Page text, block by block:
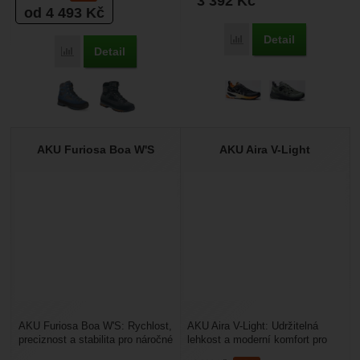
od 4 493 Kč
Přidat 'Aku Conero GTX' k porovnání
Detail
Přidat 'AKU Furiosa
Detail
AKU Furiosa Boa W'S
AKU Furiosa Boa W'S: Rychlost,
preciznost a stabilita pro náročné
AKU Aira V-Light
AKU Aira V-Light: Udržitelná
lehkost a moderní komfort pro